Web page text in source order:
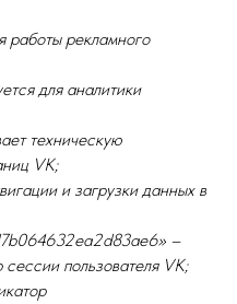
работы рекламного
для аналитики
техническую
VK;
и загрузки данных в
–
пользователя VK;